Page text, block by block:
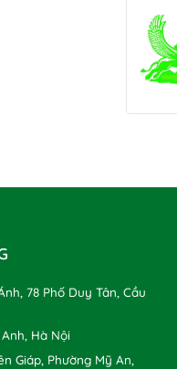
78 Phố Duy Tân, Cầu
Hà Nội
Giáp, Phường Mỹ An,